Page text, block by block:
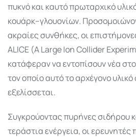
πυκνό και καυτό πρωταρχικό
κουάρκ–γλουονίων.
ακραίες συνθήκες, οι
ALICE (A Large Ion Collider
κατάφεραν να εντοπίσουν νέα
τον οποίο αυτό το αρχέγονο
εξελίσσεται.
Συγκρούοντας πυρήνες σιδήρου
τεράστια ενέργεια, οι